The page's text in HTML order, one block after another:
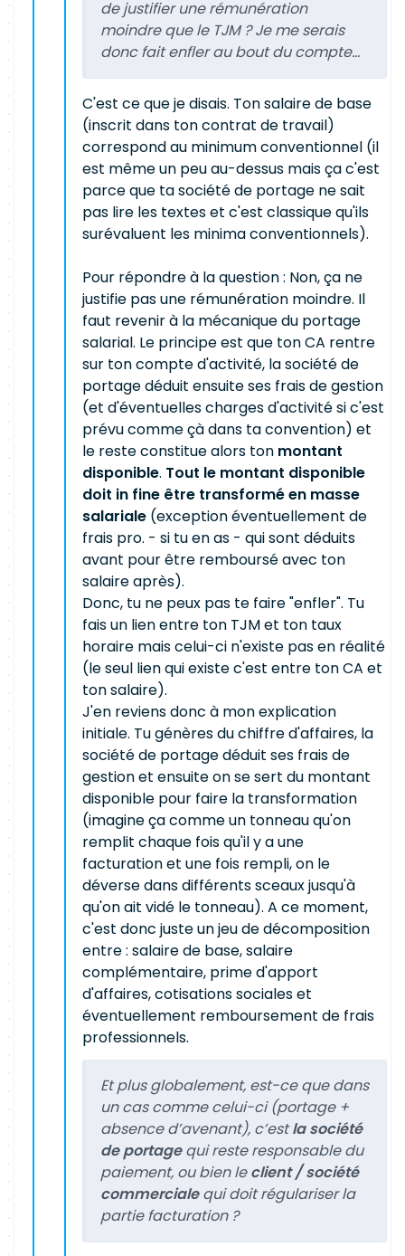
de justifier une rémunération
moindre que le TJM ? Je me serais
donc fait enfler au bout du compte...
C'est ce que je disais. Ton salaire de base
(inscrit dans ton contrat de travail)
correspond au minimum conventionnel (il
est même un peu au-dessus mais ça c'est
parce que ta société de portage ne sait
pas lire les textes et c'est classique qu'ils
surévaluent les minima conventionnels).
Pour répondre à la question : Non, ça ne
justifie pas une rémunération moindre. Il
faut revenir à la mécanique du portage
salarial. Le principe est que ton CA rentre
sur ton compte d'activité, la société de
portage déduit ensuite ses frais de gestion
(et d'éventuelles charges d'activité si c'est
prévu comme çà dans ta convention) et
le reste constitue alors ton montant
disponible. Tout le montant disponible
doit in fine être transformé en masse
salariale (exception éventuellement de
frais pro. - si tu en as - qui sont déduits
avant pour être remboursé avec ton
salaire après).
Donc, tu ne peux pas te faire "enfler". Tu
fais un lien entre ton TJM et ton taux
horaire mais celui-ci n'existe pas en réalité
(le seul lien qui existe c'est entre ton CA et
ton salaire).
J'en reviens donc à mon explication
initiale. Tu génères du chiffre d'affaires, la
société de portage déduit ses frais de
gestion et ensuite on se sert du montant
disponible pour faire la transformation
(imagine ça comme un tonneau qu'on
remplit chaque fois qu'il y a une
facturation et une fois rempli, on le
déverse dans différents sceaux jusqu'à
qu'on ait vidé le tonneau). A ce moment,
c'est donc juste un jeu de décomposition
entre : salaire de base, salaire
complémentaire, prime d'apport
d'affaires, cotisations sociales et
éventuellement remboursement de frais
professionnels.
Et plus globalement, est-ce que dans
un cas comme celui-ci (portage +
absence d’avenant), c’estla société
de portagequi reste responsable du
paiement, ou bien leclient / société
commercialequi doit régulariser la
partie facturation ?